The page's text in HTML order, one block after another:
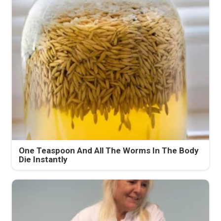
One Teaspoon And All The Worms In The Body
Die Instantly